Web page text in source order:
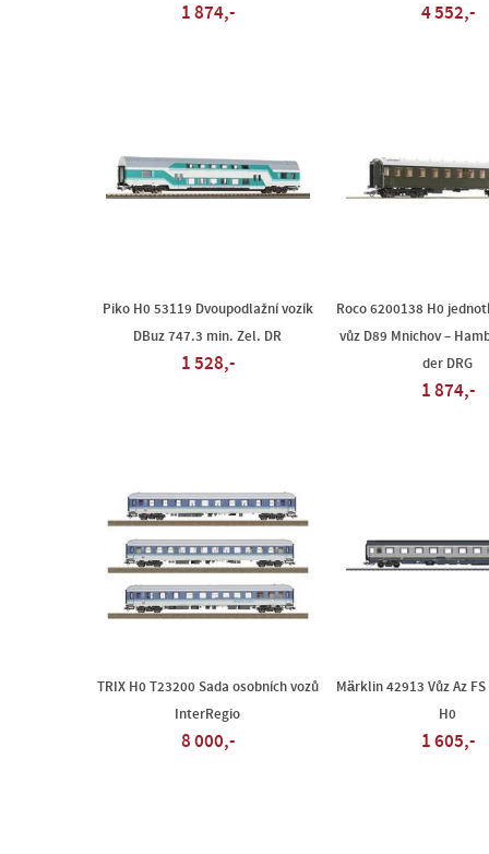
1 874,- 4 552,-
Piko H0 53119 Dvoupodlažní vozík
DBuz 747.3 min. Zel. DR
1 528,-
Roco 6200138 H0
vůz D89 Mnichov –
der DRG
1 874,-
TRIX H0 T23200 Sada osobních vozů
InterRegio
8 000,-
Märklin 42913 Vůz Az
H0
1 605,-